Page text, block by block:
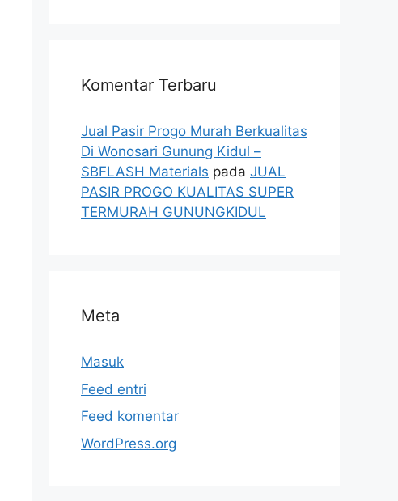
Komentar Terbaru
Jual Pasir Progo Murah Berkualitas
Di Wonosari Gunung Kidul –
SBFLASH Materials pada JUAL
PASIR PROGO KUALITAS SUPER
TERMURAH GUNUNGKIDUL
Meta
Masuk
Feed entri
Feed komentar
WordPress.org